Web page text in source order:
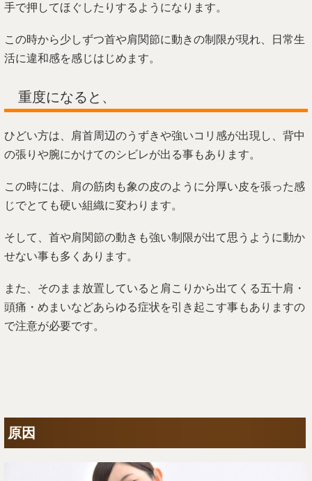
手で押してほぐしたりするようになります。
この時から少しずつ首や肩関節に動きの制限が現れ、日常生
活に違和感を感じはじめます。
重度になると、
ひどい方は、肩首周辺のうずきや強いコリ感が出現し、背中
の張りや腕にかけてのシビレが出る事もあります。
この時には、肩の筋肉も象の皮のように分厚い皮を張った感
じでとても硬い組織に変わります。
そして、首や肩関節の動きも強い制限が出て思うように動か
せない事も多くあります。
また、そのまま放置していると肩こりから出てくる五十肩・
頭痛・めまいなどあらゆる症状を引き起こす事もありますの
で注意が必要です。
原因